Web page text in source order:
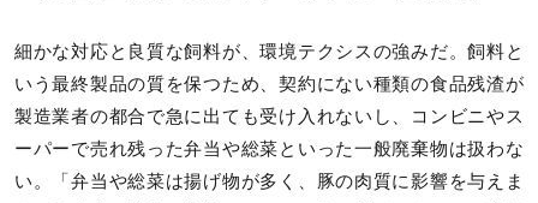
細かな対応と良質な飼料が、環境テクシスの強みだ。飼料と
いう最終製品の質を保つため、契約にない種類の食品残渣が
製造業者の都合で急に出ても受け入れないし、コンビニやス
ーパーで売れ残った弁当や総菜といった一般廃棄物は扱わな
い。「弁当や総菜は揚げ物が多く、豚の肉質に影響を与えま